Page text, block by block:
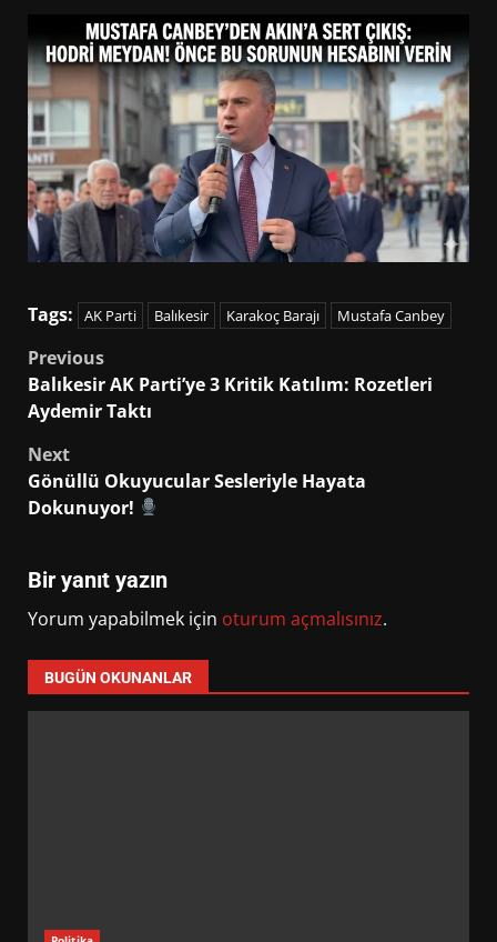
Tags: AK Parti Balıkesir Karakoç Barajı Mustafa Canbey
Post
navigation
Previous
Balıkesir AK Parti’ye 3 Kritik Katılım: Rozetleri
Aydemir Taktı
Next
Gönüllü Okuyucular Sesleriyle Hayata
Dokunuyor!
Bir yanıt yazın
Yorum yapabilmek için oturum açmalısınız.
BUGÜN OKUNANLAR